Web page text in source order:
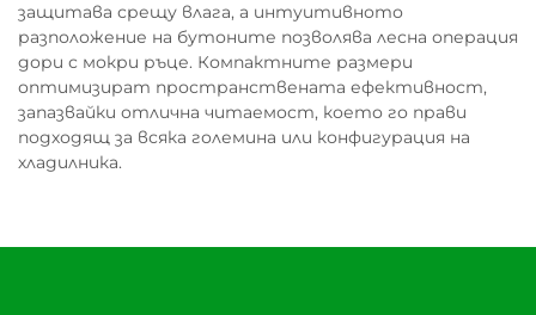
защитава срещу влага, а интуитивното
разположение на бутоните позволява лесна операция
дори с мокри ръце. Компактните размери
оптимизират пространствената ефективност,
запазвайки отлична читаемост, което го прави
подходящ за всяка големина или конфигурация на
хладилника.